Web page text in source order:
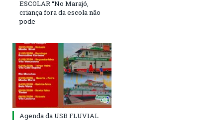
ESCOLAR “No Marajó,
criança fora da escola não
pode
Agenda da USB FLUVIAL